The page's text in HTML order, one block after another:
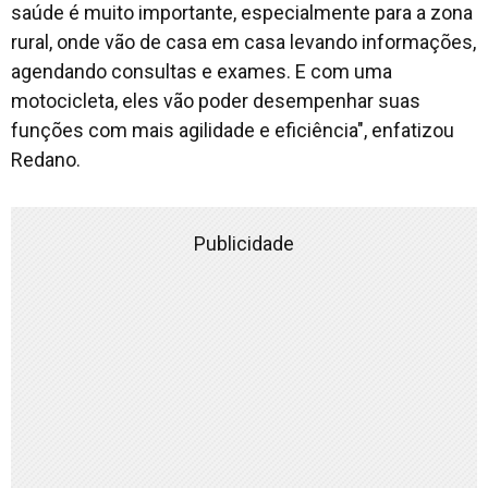
saúde é muito importante, especialmente para a zona
rural, onde vão de casa em casa levando informações,
agendando consultas e exames. E com uma
motocicleta, eles vão poder desempenhar suas
funções com mais agilidade e eficiência", enfatizou
Redano.
Publicidade